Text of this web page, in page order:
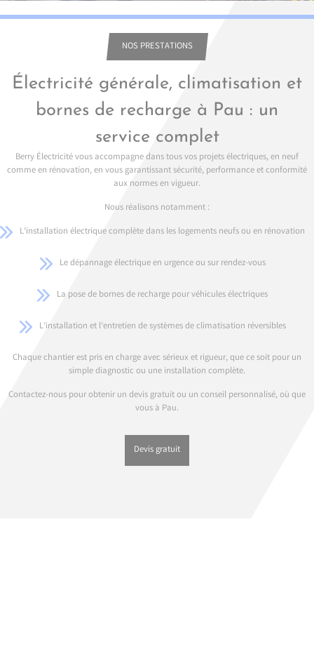
NOS PRESTATIONS
Électricité générale, climatisation et
bornes de recharge à Pau : un
service complet
Berry Électricité vous accompagne dans tous vos projets électriques, en neuf
comme en rénovation, en vous garantissant sécurité, performance et conformité
aux normes en vigueur.
Nous réalisons notamment :
L’installation électrique complète dans les logements neufs ou en rénovation
Le dépannage électrique en urgence ou sur rendez-vous
La pose de bornes de recharge pour véhicules électriques
L’installation et l’entretien de systèmes de climatisation réversibles
Chaque chantier est pris en charge avec sérieux et rigueur, que ce soit pour un
simple diagnostic ou une installation complète.
Contactez-nous pour obtenir un devis gratuit ou un conseil personnalisé, où que
vous à Pau.
Devis gratuit